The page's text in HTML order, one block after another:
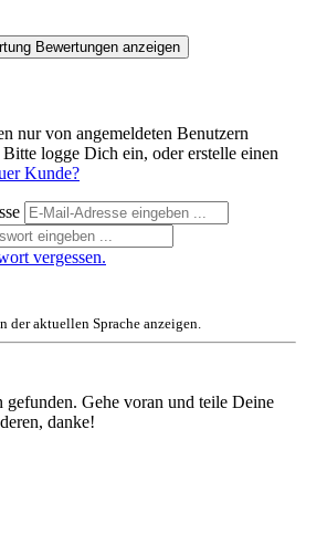
Bewertungen anzeigen
nur von angemeldeten Benutzern
logge Dich ein, oder erstelle einen
Kunde?
vergessen.
der aktuellen Sprache anzeigen.
Gehe voran und teile Deine
danke!